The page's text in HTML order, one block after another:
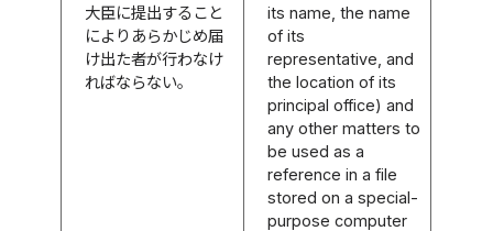
大臣に提出すること
によりあらかじめ届
け出た者が行わなけ
ればならない。
its name, the name
of its
representative, and
the location of its
principal office) and
any other matters to
be used as a
reference in a file
stored on a special-
purpose computer